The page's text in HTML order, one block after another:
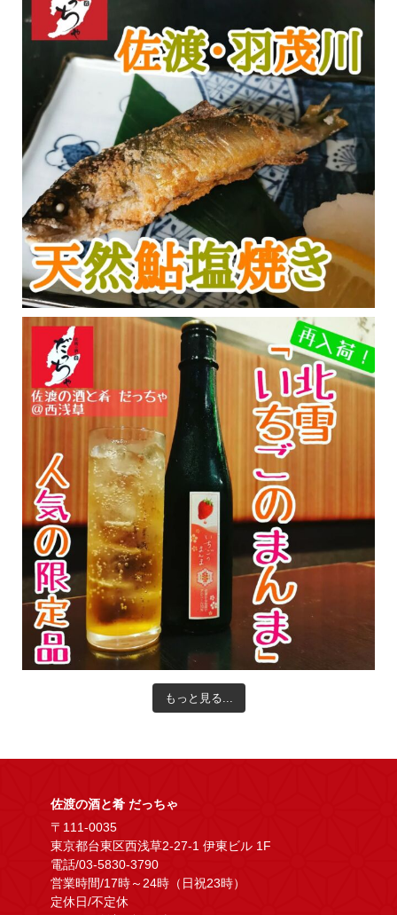
もっと見る...
佐渡の酒と肴 だっちゃ
〒111-0035
東京都台東区西浅草2-27-1 伊東ビル 1F
電話/03-5830-3790
営業時間/17時～24時（日祝23時）
定休日/不定休